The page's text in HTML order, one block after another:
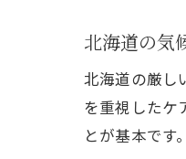
北海道の気
北海道の厳し
を重視したケ
とが基本です